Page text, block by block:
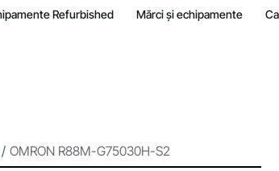
Refurbished Mărci și echipamente
/ OMRON R88M-G75030H-S2